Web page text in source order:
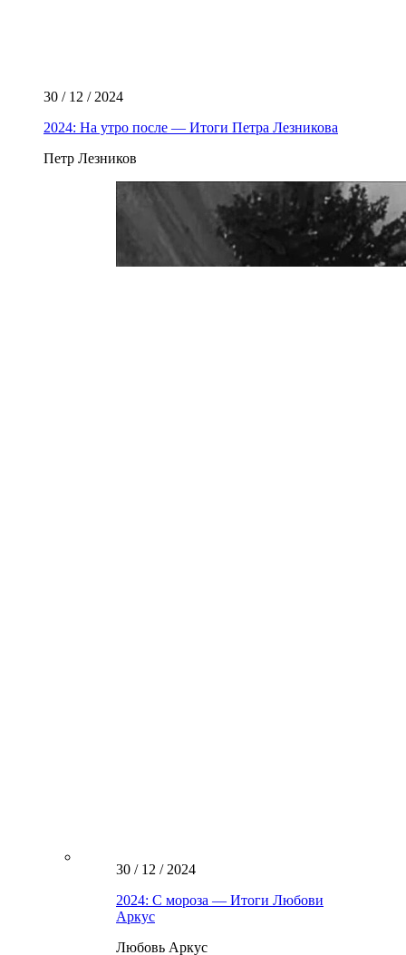
30 / 12 / 2024
2024: На утро после — Итоги Петра Лезникова
Петр Лезников
30 / 12 / 2024
2024: С мороза — Итоги Любови
Аркус
Любовь Аркус